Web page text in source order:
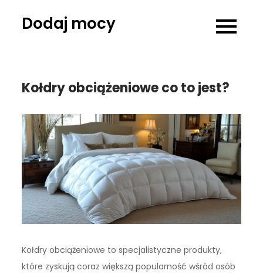
Dodaj mocy
Kołdry obciążeniowe co to jest?
Kołdry obciążeniowe to specjalistyczne produkty,
które zyskują coraz większą popularność wśród osób